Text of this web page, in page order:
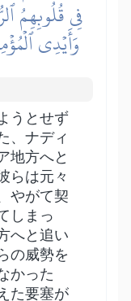
فِي قُلُوبِهِمُ
وَأَيۡدِي
うとせず
、ナディ
地方へと
らは元々
やがて契
しまっ
へと追い
の威勢を
かった
た要塞が